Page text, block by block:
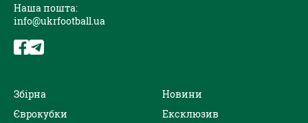
Наша пошта:
info@ukrfootball.ua
Збірна
Єврокубки
Новини
Ексклюзив